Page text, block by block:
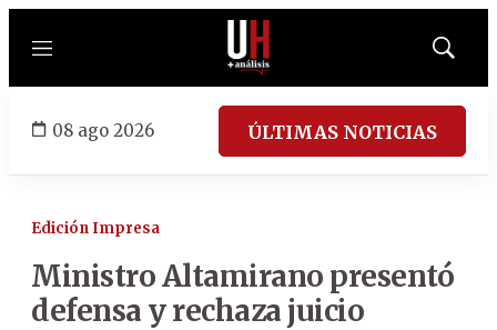
Menú
Mostrar
08 ago 2026 ÚLTIMAS NOTICIAS
Edición Impresa
Ministro Altamirano presentó
defensa y rechaza juicio